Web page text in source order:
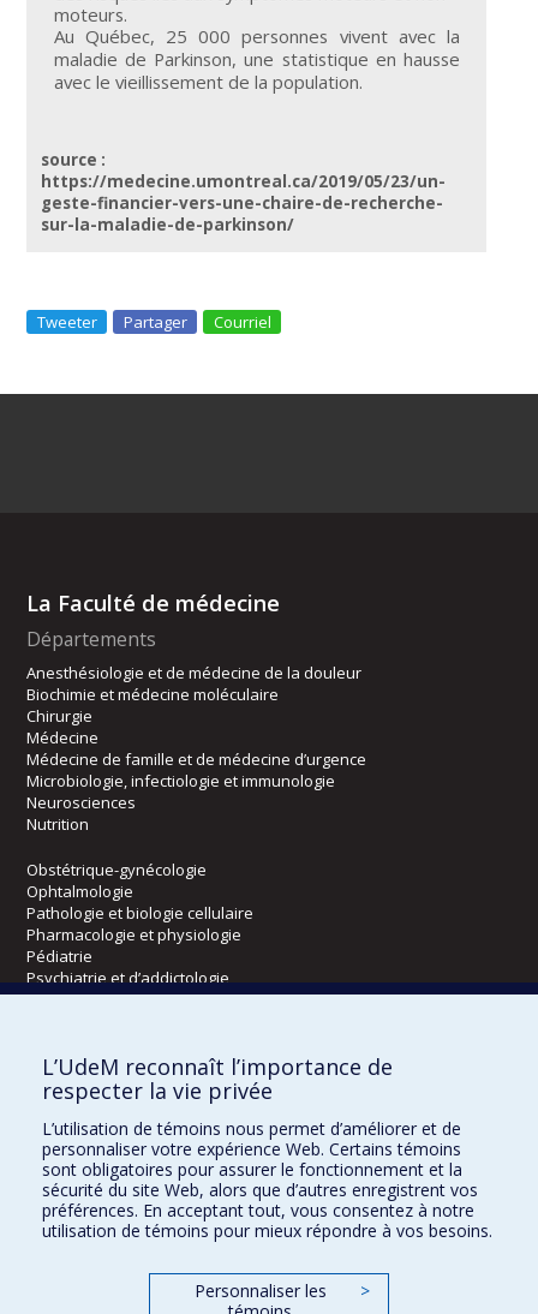
moteurs.
Au Québec, 25 000 personnes vivent avec la
maladie de Parkinson, une statistique en hausse
avec le vieillissement de la population.
source :
https://medecine.umontreal.ca/2019/05/23/un-
geste-financier-vers-une-chaire-de-recherche-
sur-la-maladie-de-parkinson/
Tweeter Partager Courriel
La Faculté de médecine
Départements
Anesthésiologie et de médecine de la douleur
Biochimie et médecine moléculaire
Chirurgie
Médecine
Médecine de famille et de médecine d’urgence
Microbiologie, infectiologie et immunologie
Neurosciences
Nutrition
Obstétrique-gynécologie
Ophtalmologie
Pathologie et biologie cellulaire
Pharmacologie et physiologie
Pédiatrie
Psychiatrie et d’addictologie
Radiologie, radio-oncologie et médecine nucléaire
Écoles
Orthophonie et audiologie
Réadaptation
Directions
L’UdeM reconnaît l’importance de
respecter la vie privée
L’utilisation de témoins nous permet d’améliorer et de
personnaliser votre expérience Web. Certains témoins
sont obligatoires pour assurer le fonctionnement et la
sécurité du site Web, alors que d’autres enregistrent vos
préférences. En acceptant tout, vous consentez à notre
utilisation de témoins pour mieux répondre à vos besoins.
Personnaliser les
>